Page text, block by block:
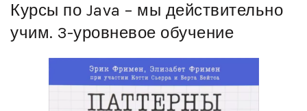
Курсы по Java – мы действительно
учим. 3-уровневое обучение